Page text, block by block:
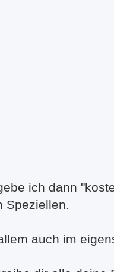
ich dann
Speziellen.
auch im